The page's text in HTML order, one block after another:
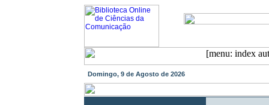
Domingo, 9 de Agosto de 2026